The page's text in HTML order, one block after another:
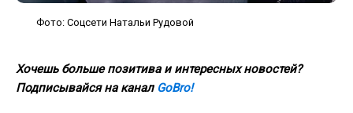
Фото: Соцсети Натальи Рудовой
Хочешь больше позитива и интересных новостей?
Подписывайся на канал GoBro!